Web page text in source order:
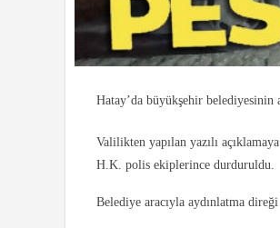
Hatay’da büyükşehir belediyesinin
Valilikten yapılan yazılı
H.K. polis ekiplerince durduruldu.
Belediye aracıyla aydınlatma